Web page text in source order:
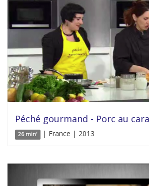
Péché gourmand - Porc au
26 min' | France | 2013